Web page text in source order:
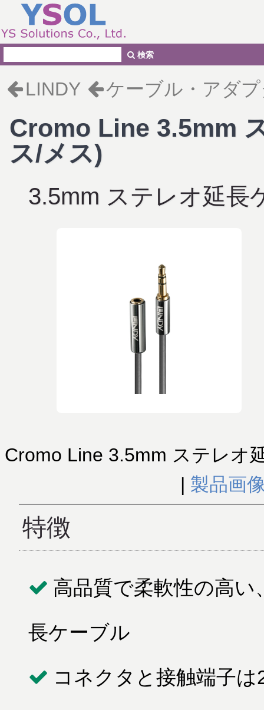
LINDY ケーブル・アダ
Cromo Line 3.5mm
ス/メス)
3.5mm ステレオ延長
Cromo Line 3.5mm ステレオ
| 製品画
特徴
高品質で柔軟性の高
長ケーブル
コネクタと接触端子
検索